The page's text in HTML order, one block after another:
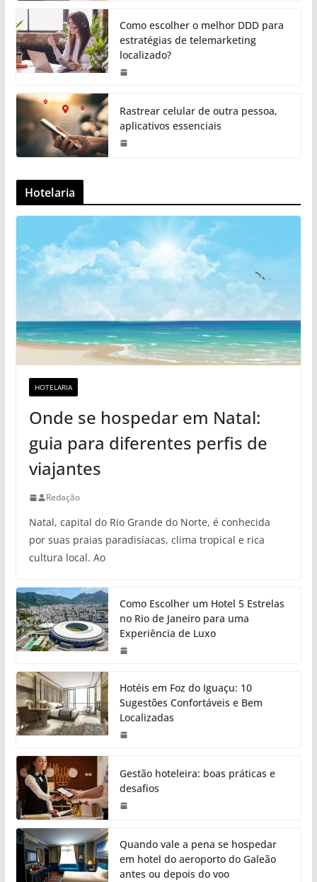
Como escolher o melhor DDD para
estratégias de telemarketing
localizado?
Rastrear celular de outra pessoa,
aplicativos essenciais
Hotelaria
HOTELARIA
Onde se hospedar em Natal:
guia para diferentes perfis de
viajantes
Redação
Natal, capital do Rio Grande do Norte, é conhecida
por suas praias paradisíacas, clima tropical e rica
cultura local. Ao
Como Escolher um Hotel 5 Estrelas
no Rio de Janeiro para uma
Experiência de Luxo
Hotéis em Foz do Iguaçu: 10
Sugestões Confortáveis e Bem
Localizadas
Gestão hoteleira: boas práticas e
desafios
Quando vale a pena se hospedar
em hotel do aeroporto do Galeão
antes ou depois do voo